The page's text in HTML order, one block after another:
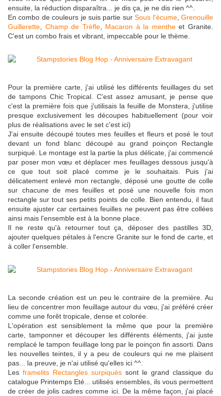
ensuite, la réduction disparaîtra... je dis ça, je ne dis rien ^^.
En combo de couleurs je suis partie surSous l'écume,Grenouille
Guillerette
Champ de Trèfle, Macaron à la mentheet Granite.
C'est un combo frais et vibrant, impeccable pour le thème.
Pour la première carte, j'ai utilisé les différents feuillages du set
de tampons Chic Tropical. C'est assez amusant, je pense que
c'est la première fois que j'utilisais la feuille de Monstera, j'utilise
presque exclusivement les découpes habituellement (pour voir
plus de réalisations avec le set c'est ici)
J'ai ensuite découpé toutes mes feuilles et fleurs et posé le tout
devant un fond blanc découpé au grand poinçon Rectangle
surpiqué. Le montage est la partie la plus délicate, j'ai commencé
par poser mon vœu et déplacer mes feuillages dessous jusqu'à
ce que tout soit placé comme je le souhaitais. Puis j'ai
délicatement enlevé mon rectangle, déposé une goutte de colle
sur chacune de mes feuilles et posé une nouvelle fois mon
rectangle sur tout ses petits points de colle. Bien entendu, il faut
ensuite ajuster car certaines feuilles ne peuvent pas être collées
ainsi mais l'ensemble est à la bonne place.
Il ne reste qu'à retourner tout ça, déposer des pastilles 3D,
ajouter quelques pétales à l'encre Granite sur le fond de carte, et
à coller l'ensemble.
La seconde création est un peu le contraire de la première. Au
lieu de concentrer mon feuillage autour du vœu, j'ai préféré créer
comme une forêt tropicale, dense et colorée.
L'opération est sensiblement la même que pour la première
carte, tamponner et découper les différents éléments, j'ai juste
remplacé le tampon feuillage long par le poinçon fin assorti. Dans
les nouvelles teintes, il y a peu de couleurs qui ne me plaisent
pas... la preuve, je n'ai utilisé qu'elles ici ^^.
Les framelits Rectangles surpiqués sont le grand classique du
catalogue Printemps Eté... utilisés ensembles, ils vous permettent
de créer de jolis cadres comme ici. De la même façon, j'ai placé